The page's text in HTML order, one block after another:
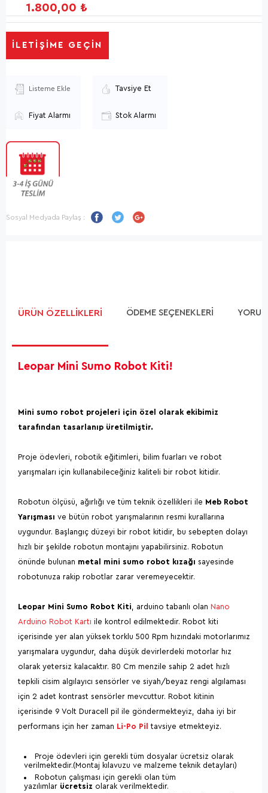
1.800,00 ₺
İLETIŞIME GEÇIN
Listeme Ekle Tavsiye Et
Fiyat Alarmı Stok Alarmı
Sosyal Medyada Paylaş :
ÜRÜN ÖZELLIKLERI ÖDEME SEÇENEKLERI
Leopar Mini Sumo Robot Kiti!
Mini sumo robot projeleri için özel olarak ekibimiz
tarafından tasarlanıp üretilmiştir.
Proje ödevleri, robotik eğitimleri, bilim fuarları ve robot
yarışmaları için kullanabileceğiniz kaliteli bir robot kitidir.
Robotun ölçüsü, ağırlığı ve tüm teknik özellikleri ile Meb Robot
Yarışması ve bütün robot yarışmalarının resmi kurallarına
uygundur. Başlangıç düzeyi bir robot kitidir, bu sebepten dolayı
hızlı bir şekilde robotun montajını yapabilirsiniz. Robotun
önünde bulunan metal mini sumo robot kızağı sayesinde
robotunuza rakip robotlar zarar veremeyecektir.
Leopar Mini Sumo Robot Kiti , arduino tabanlı olan Nano
Arduino Robot Kartı ile kontrol edilmektedir. Robot kiti
içerisinde yer alan yüksek torklu 500 Rpm hızındaki motorlarımız
yarışmalara uygundur, daha düşük devirlerdeki motorlar hız
olarak yetersiz kalacaktır. 80 Cm menzile sahip 2 adet hızlı
tepkili cisim algılayıcı sensörler ve siyah/beyaz rengi algılaması
için 2 adet kontrast sensörler mevcuttur. Robot kitinin
içerisinde 9 Volt Duracell pil ile göndermekteyiz, daha iyi bir
performans için her zaman Li-Po Pil tavsiye etmekteyiz.
Proje ödevleri için gerekli tüm dosyalar ücretsiz olarak
verilmektedir.(Montaj kılavuzu ve malzeme teknik detayları)
Robotun çalışması için gerekli olan tüm
yazılımlar ücretsiz olarak verilmektedir.